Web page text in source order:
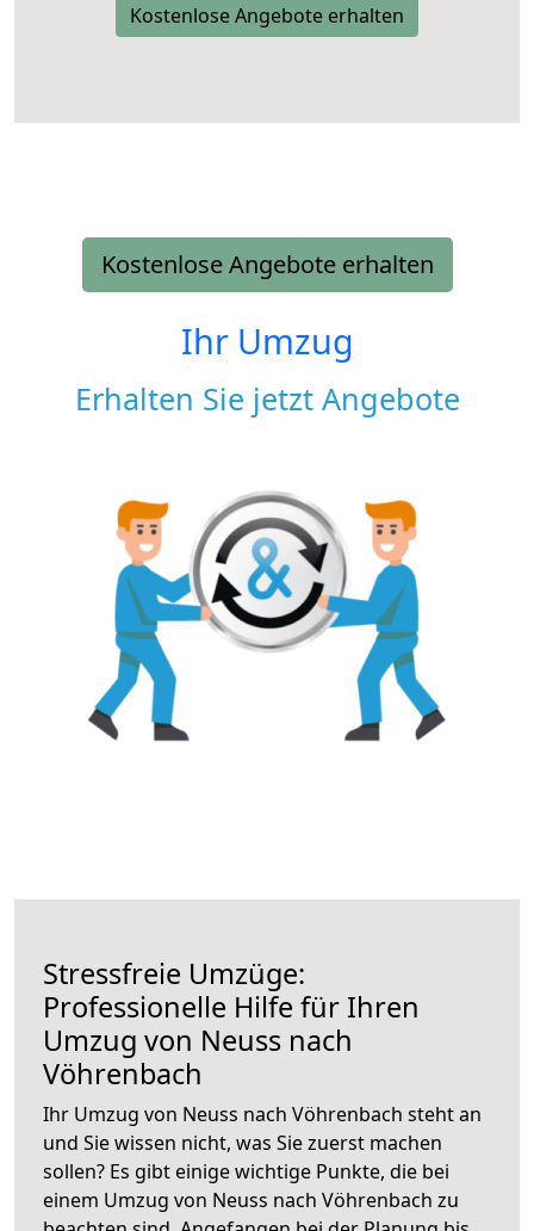
Kostenlose Angebote erhalten
Kostenlose Angebote erhalten
Ihr Umzug
Erhalten Sie jetzt Angebote
Stressfreie Umzüge:
Professionelle Hilfe für Ihren
Umzug von Neuss nach
Vöhrenbach
Ihr Umzug von Neuss nach Vöhrenbach steht an
und Sie wissen nicht, was Sie zuerst machen
sollen? Es gibt einige wichtige Punkte, die bei
einem Umzug von Neuss nach Vöhrenbach zu